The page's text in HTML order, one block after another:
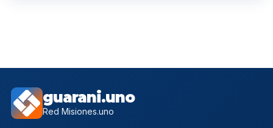
guarani.uno
Red Misiones.uno